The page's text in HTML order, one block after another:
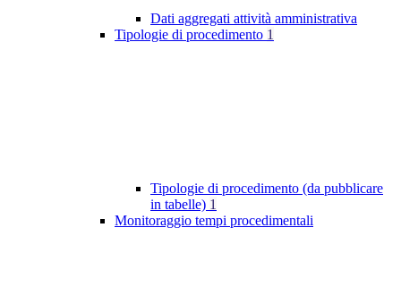
Dati aggregati attività amministrativa
Tipologie di procedimento 1
Tipologie di procedimento (da pubblicare
in tabelle) 1
Monitoraggio tempi procedimentali